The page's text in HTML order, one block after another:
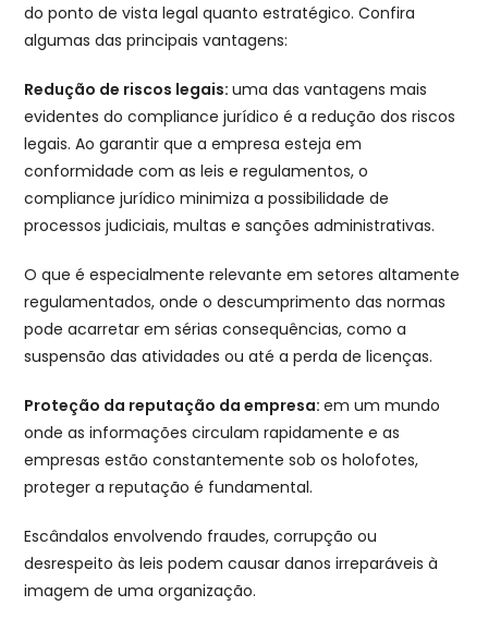
do ponto de vista legal quanto estratégico. Confira
algumas das principais vantagens:
Redução de riscos legais:uma das vantagens mais
evidentes do compliance jurídico é a redução dos riscos
legais. Ao garantir que a empresa esteja em
conformidade com as leis e regulamentos, o
compliance jurídico minimiza a possibilidade de
processos judiciais, multas e sanções administrativas.
O que é especialmente relevante em setores altamente
regulamentados, onde o descumprimento das normas
pode acarretar em sérias consequências, como a
suspensão das atividades ou até a perda de licenças.
Proteção da reputação da empresa:em um mundo
onde as informações circulam rapidamente e as
empresas estão constantemente sob os holofotes,
proteger a reputação é fundamental.
Escândalos envolvendo fraudes, corrupção ou
desrespeito às leis podem causar danos irreparáveis à
imagem de uma organização.